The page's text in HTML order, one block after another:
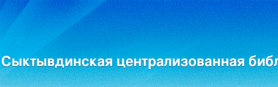
Сыктывдинская централизованная